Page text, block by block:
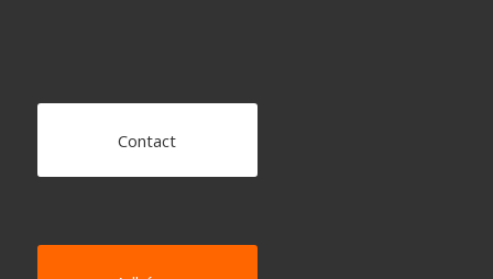
Contact